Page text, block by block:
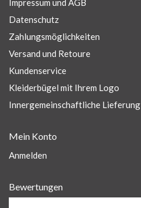
Impressum und AGB
Datenschutz
Zahlungsmöglichkeiten
Versand und Retoure
Kundenservice
Kleiderbügel mit Ihrem Logo
Innergemeinschaftliche Lieferung
Mein Konto
Anmelden
Bewertungen